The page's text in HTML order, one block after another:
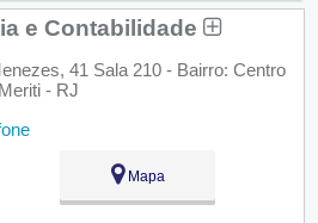
e Contabilidade
41 Sala 210 - Bairro: Centro
- RJ
Mapa